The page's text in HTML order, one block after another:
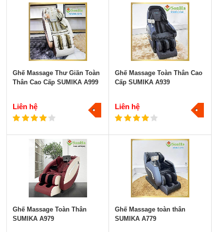
Ghế Massage Thư Giãn Toàn
Thân Cao Cấp SUMIKA A999
Liên hệ
Ghế Massage Toàn Thân Cao
Cấp SUMIKA A939
Liên hệ
Ghế Massage Toàn Thân
SUMIKA A979
Ghế Massage toàn thân
SUMIKA A779